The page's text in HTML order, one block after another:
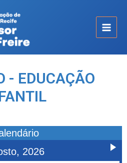
- EDUCAÇÃO
2026